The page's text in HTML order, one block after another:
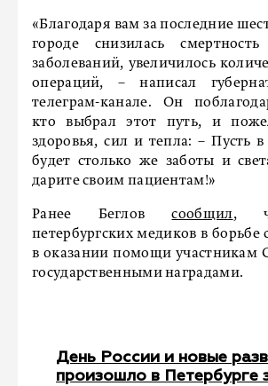
«Благодаря вам за последние
городе снизилась
заболеваний, увеличилось
операций, – написал
телеграм-канале. Он
кто выбрал этот путь, и
здоровья, сил и тепла: – Пусть
будет столько же заботы и
дарите своим пациентам!»
Ранее Бегловсообщил,
петербургских медиков в
в оказании помощи участникам
государственными наградами.
День России и новые
произошло в Петербурге